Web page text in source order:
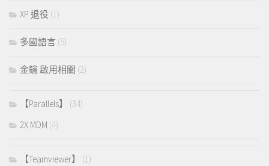
XP 退役 (1)
多國語言 (5)
金鑰 啟用相關 (2)
【Parallels】
(34)
2X MDM (4)
【Teamviewer】 (1)